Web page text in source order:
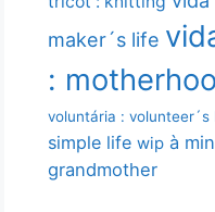
maker´s life
:
voluntária : volunteer´s
simple life wip à
grandmother